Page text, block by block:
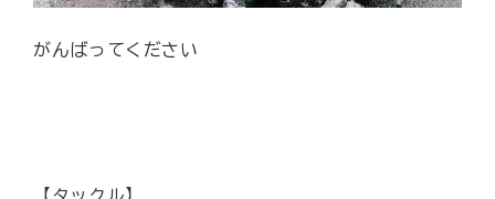
がんばってください
【タックル】